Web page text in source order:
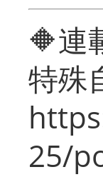
🔶連
特殊
25/